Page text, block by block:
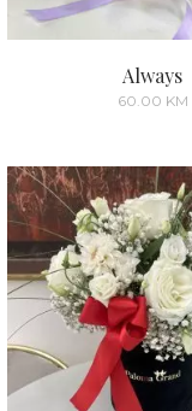
Always
60.00 KM